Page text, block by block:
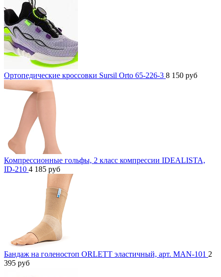
Ортопедические кроссовки Sursil Orto 65-226-3 8 150 руб
Компрессионные гольфы, 2 класс компрессии IDEALISTA,
ID-210 4 185 руб
Бандаж на голеностоп ORLETT эластичный, арт. MAN-101 2
395 руб